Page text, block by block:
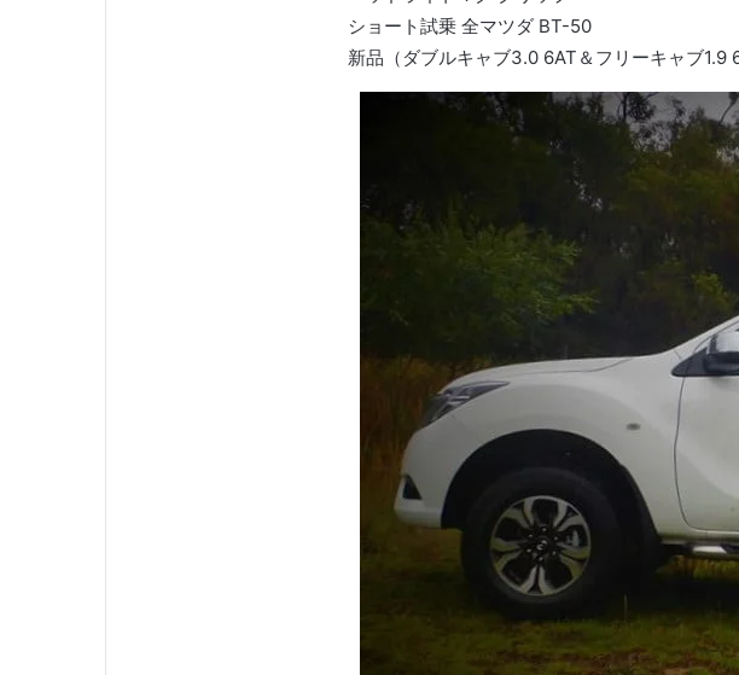
ショート試乗 全マツダ BT-50
新品（ダブルキャブ3.0 6AT＆フリーキャブ1.9